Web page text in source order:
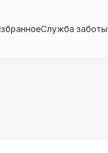
Служба заботы